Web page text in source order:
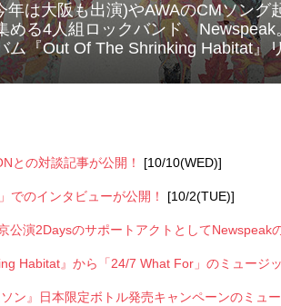
は大阪も出演)やAWAのCMソン
める4人組ロックバンド、Newspeak
ム『Out Of The Shrinking Habitat』
との対談記事が公開！ [10/10(WED)]
でのインタビューが公開！ [10/2(TUE)]
公演2DaysのサポートアクトとしてNewspeak
Habitat』から「24/7 What For」のミュージ
ン』日本限定ボトル発売キャンペーンのミュ